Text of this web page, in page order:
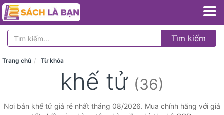
Tìm kiếm
Trang chủ Từ khóa
khế tử (36)
Nơi bán khế tử giá rẻ nhất tháng 08/2026. Mua chính hãng với giá